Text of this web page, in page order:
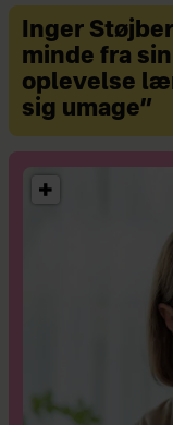
Inger
minde fra
oplevelse
sig umage”